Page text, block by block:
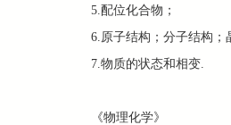
5.配位化合物；
6.原子结构；分子结构；
7.物质的状态和相变.
《物理化学》